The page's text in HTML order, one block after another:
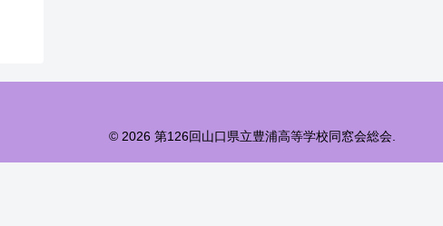
© 2026 第126回山口県立豊浦高等学校同窓会総会.